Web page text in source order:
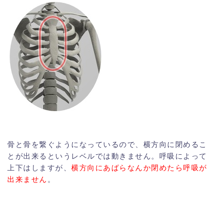
骨と骨を繋ぐようになっているので、横方向に閉めるこ
とが出来るというレベルでは動きません。呼吸によって
上下はしますが、 横方向にあばらなんか閉めたら呼吸が
出来ません 。